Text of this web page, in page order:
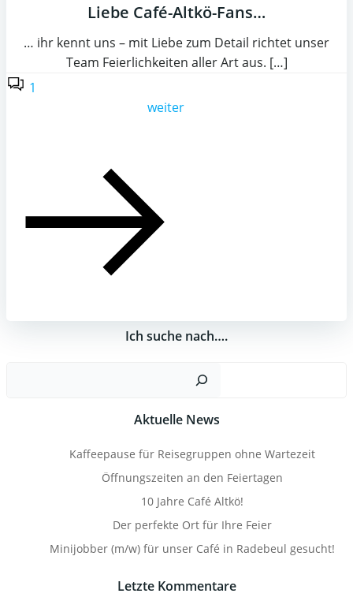
Liebe Café-Altkö-Fans…
… ihr kennt uns – mit Liebe zum Detail richtet unser
Team Feierlichkeiten aller Art aus. […]
1
weiter
Ich suche nach….
Aktuelle News
Kaffeepause für Reisegruppen ohne Wartezeit
Öffnungszeiten an den Feiertagen
10 Jahre Café Altkö!
Der perfekte Ort für Ihre Feier
Minijobber (m/w) für unser Café in Radebeul gesucht!
Letzte Kommentare